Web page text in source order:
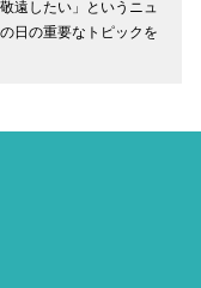
遠したい」というニュ
日の重要なトピックを